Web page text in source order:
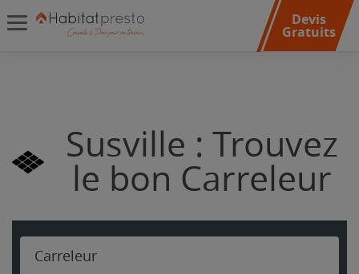
Devis
Gratuits
Susville : Trouvez
le bon Carreleur
Carreleur